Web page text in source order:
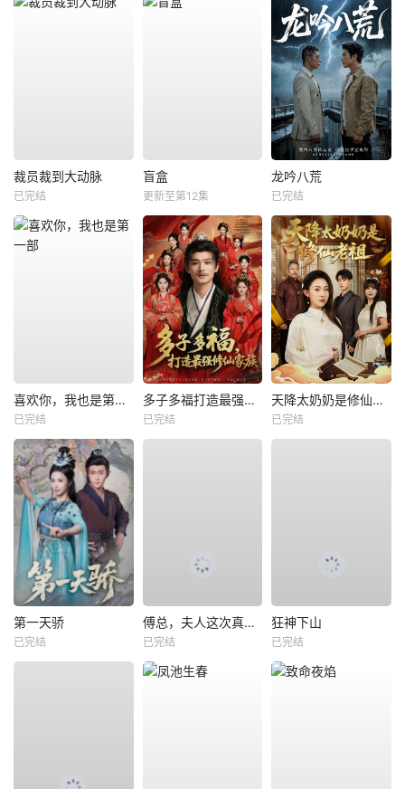
裁员裁到大动脉
已完结
盲盒
更新至第12集
龙吟八荒
已完结
喜欢你，我也是第一部
已完结
多子多福打造最强修仙家族
已完结
天降太奶奶是修仙老祖
已完结
第一天骄
已完结
傅总，夫人这次真的死了
已完结
狂神下山
已完结